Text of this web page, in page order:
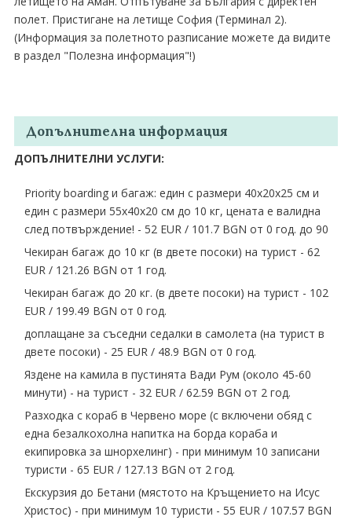
полет. Пристигане на летище София (Терминал 2).
(Информация за полетното разписание можете да видите
в раздел "Полезна информация"!)
Допълнителна информация
ДОПЪЛНИТЕЛНИ УСЛУГИ:
Priority boarding и багаж: един с размери 40х20х25 см и
един с размери 55х40х20 см до 10 кг, цената е валидна
след потвърждение! - 52 EUR ∕ 101.7 BGN от 0 год. до 90
Чекиран багаж до 10 кг (в двете посоки) на турист - 62
EUR ∕ 121.26 BGN от 1 год.
Чекиран багаж до 20 кг. (в двете посоки) на турист - 102
EUR ∕ 199.49 BGN от 0 год.
доплащане за съседни седалки в самолета (на турист в
двете посоки) - 25 EUR ∕ 48.9 BGN от 0 год.
Яздене на камила в пустинята Вади Рум (около 45-60
минути) - на турист - 32 EUR ∕ 62.59 BGN от 2 год.
Разходка с кораб в Червено море (с включени обяд с
една безалкохолна напитка на борда кораба и
екипировка за шнорхелинг) - при минимум 10 записани
туристи - 65 EUR ∕ 127.13 BGN от 2 год.
Екскурзия до Бетани (мястото на Кръщението на Исус
Христос) - при минимум 10 туристи - 55 EUR ∕ 107.57 BGN